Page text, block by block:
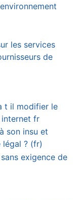
les services
de
t il modifier le
internet fr
son insu et
? (fr)
exigence de